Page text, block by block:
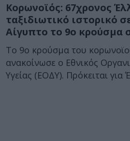
Κορωνοϊός: 67χρονος
ταξιδιωτικό ιστορικό
Αίγυπτο το 9ο κρούσμα
Το 9ο κρούσμα του
ανακοίνωσε ο Εθνικός
Υγείας (ΕΟΔΥ). Πρόκειται για